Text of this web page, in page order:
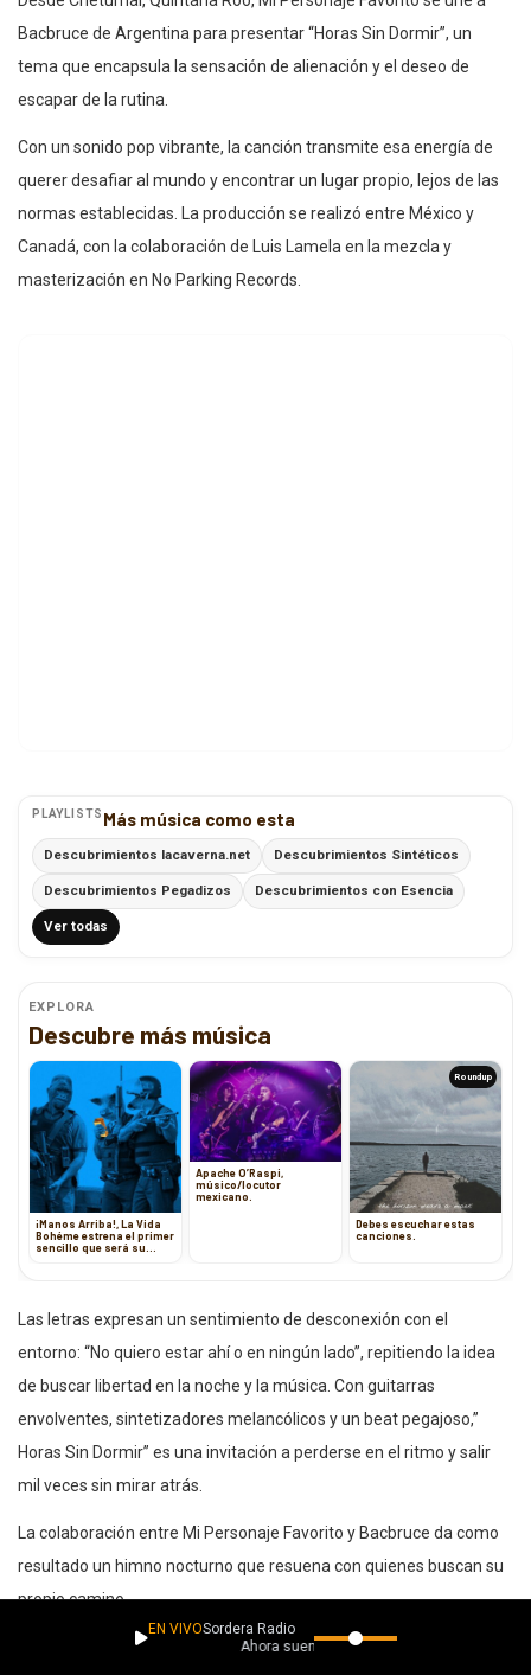
Bacbruce de Argentina para presentar “Horas Sin Dormir”, un
tema que encapsula la sensación de alienación y el deseo de
escapar de la rutina.
Con un sonido pop vibrante, la canción transmite esa energía de
querer desafiar al mundo y encontrar un lugar propio, lejos de las
normas establecidas. La producción se realizó entre México y
Canadá, con la colaboración de Luis Lamela en la mezcla y
masterización en No Parking Records.
PLAYLISTS Más música como esta
Descubrimientos lacaverna.net Descubrimientos Sintéticos
Descubrimientos Pegadizos Descubrimientos con Esencia
Ver todas
EXPLORA
Descubre más música
¡Manos Arriba!, La Vida
Bohéme estrena el primer
sencillo que será su
Apache O’Raspi,
músico/locutor
mexicano.
Roundup
Debes escuchar estas
canciones.
Las letras expresan un sentimiento de desconexión con el
entorno: “No quiero estar ahí o en ningún lado”, repitiendo la idea
de buscar libertad en la noche y la música. Con guitarras
envolventes, sintetizadores melancólicos y un beat pegajoso,”
Horas Sin Dormir” es una invitación a perderse en el ritmo y salir
mil veces sin mirar atrás.
La colaboración entre Mi Personaje Favorito y Bacbruce da como
resultado un himno nocturno que resuena con quienes buscan su
propio camino.
EN VIVOSordera Radio
Ahora suena